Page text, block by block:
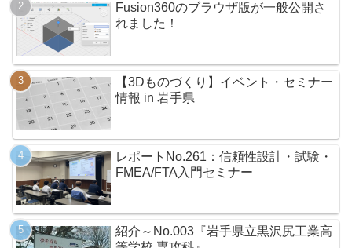
Fusion360のブラウザ版が一般公開さ
れました！
【3Dものづくり】イベント・セミナー
情報 in 岩手県
レポートNo.261：信頼性設計・試験・
FMEA/FTA入門セミナー
紹介～No.003『岩手県立黒沢尻工業高